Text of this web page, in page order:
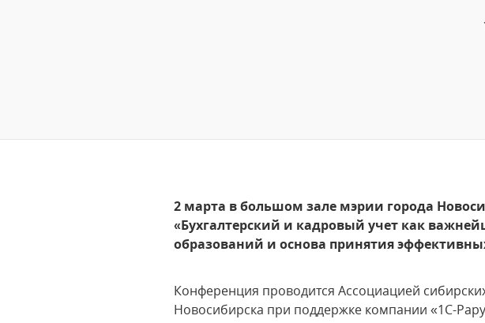
2 марта в большом зале мэрии города
«Бухгалтерский и кадровый учет как
образований и основа принятия
Конференция проводится Ассоциацией
Новосибирска при поддержке компании «1С-